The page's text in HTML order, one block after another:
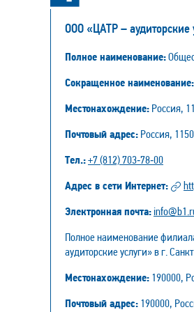
ООО «ЦАТР – аудиторские
Полное наименование:
Сокращенное наименование:
Местонахождение: Россия,
Почтовый адрес: Россия,
Тел.:+7 (812) 703‑78‑00
Адрес в сети Интернет:
Электронная почта:
Полное наименование
аудиторские услуги» в г.
Местонахождение: 190000,
Почтовый адрес: 190000,